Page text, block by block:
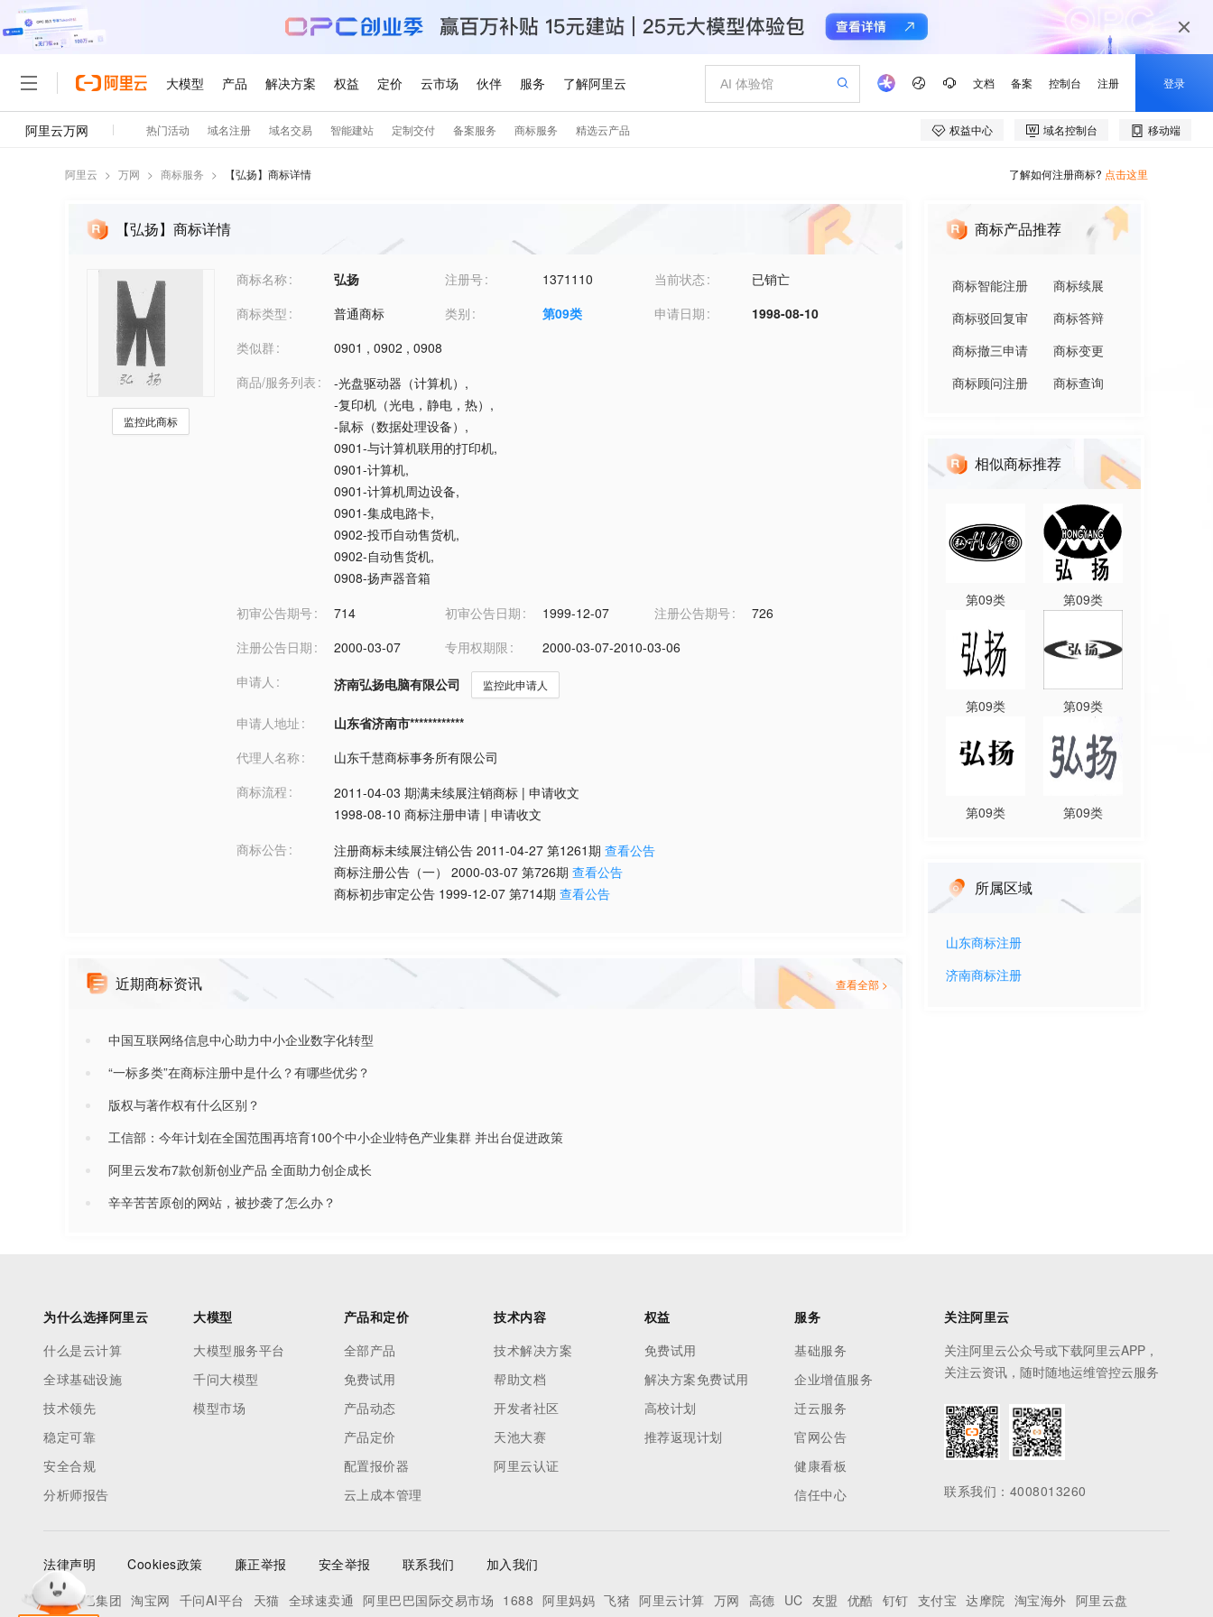
阿里云 > 万网 > 商标服务 > 【弘扬】商标详情 了解如何注册商标? 点击这里
【弘扬】商标详情
监控此商标
商标名称 弘扬 注册号 1371110 当前状态
已销亡
商标类型
普通商标 类别 第09类 申请日期
1998-08-10
类似群
0901 , 0902 , 0908
商品/服务列表
-光盘驱动器（计算机） ,
-复印机（光电，静电，热） ,
-鼠标（数据处理设备） ,
0901-与计算机联用的打印机,
0901-计算机,
0901-计算机周边设备,
0901-集成电路卡,
0902-投币自动售货机,
0902-自动售货机,
0908-扬声器音箱
初审公告期号
714 初审公告日期 1999-12-07 注册公告期号
726
注册公告日期
2000-03-07 专用权期限
2000-03-07-2010-03-06
申请人
济南弘扬电脑有限公司 监控此申请人
申请人地址
山东省济南市************
代理人名称
山东千慧商标事务所有限公司
商标流程
2011-04-03 期满未续展注销商标 | 申请收文
1998-08-10 商标注册申请 | 申请收文
商标公告
注册商标未续展注销公告 2011-04-27 第1261期 查看公告
商标注册公告（一）
2000-03-07 第726期 查看公告
商标初步审定公告 1999-12-07 第714期 查看公告
近期商标资讯 查看全部 >
中国互联网络信息中心助力中小企业数字化转型
“一标多类”在商标注册中是什么？有哪些优劣？
版权与著作权有什么区别？
工信部：今年计划在全国范围再培育100个中小企业特色产业集群 并出台促进政策
阿里云发布7款创新创业产品 全面助力创企成长
辛辛苦苦原创的网站，被抄袭了怎么办？
商标产品推荐
商标智能注册
商标续展
商标驳回复审
商标答辩
商标撤三申请
商标变更
商标顾问注册
商标查询
相似商标推荐
第09类 第09类
第09类 第09类
第09类 第09类
所属区域
山东商标注册
济南商标注册